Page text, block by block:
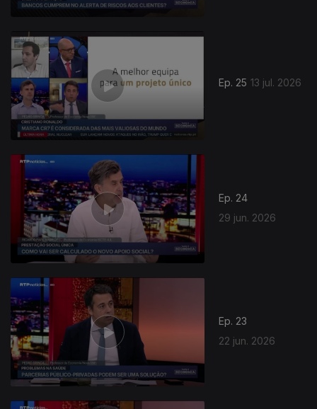
Ep. 25 13 jul. 2026
Ep. 24
29 jun. 2026
Ep. 23
22 jun. 2026